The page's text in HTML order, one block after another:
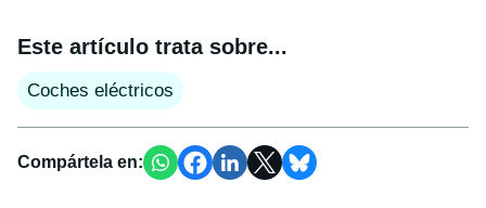
Este artículo trata sobre...
Coches eléctricos
Compártela en: